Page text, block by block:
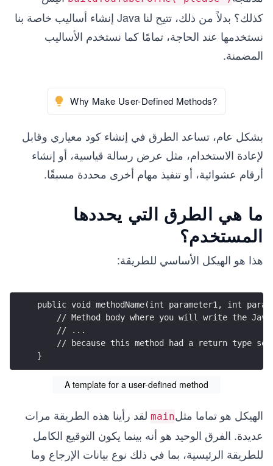
كذلك؟ بدلاً من ذلك، تتيح لنا Java إنشاء أساليب خاصة بنا
نستخدمها عند الحاجة، تمامًا كما نستخدم الأساليب
المضمنة.
Why Make User-Defined Methods?
بشكل عام، تساعد الطرق في إنشاء كود معياري وقابل
لإعادة الاستخدام، مثل عرض رسالة قياسية، أو إنشاء
أرقام عشوائية، أو تنفيذ مهام أخرى محددة مسبقًا.
ما هي الطرق التي يحددها
المستخدم؟
هذا هو الهيكل الأساسي للطريقة:
public void methodName(int parameter1, int
// Method body where you will write the
    // ...
// because this method had a return type
}
A template for a user-defined method
الهيكل هو تماما مثلmain لقد رأينا هذه الطريقة مرات
عديدة. الفرق الوحيد هو أنه بينما يكون التوقيع الكامل
للطريقة الرئيسية، بما في ذلك نوع بيانات الإرجاع وما